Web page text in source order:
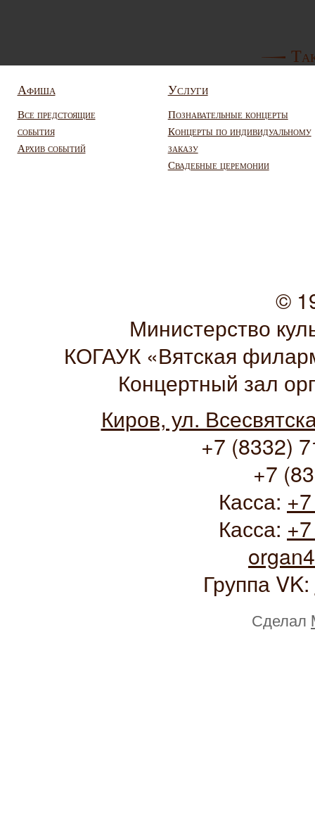
Афиша
Все предстоящие
события
Архив событий
Услуги
Познавательные концерты
Концерты по индивидуальному
заказу
Свадебные церемонии
©
Министерство
КОГАУК «Вятская
Концертный зал
Киров, ул.
+7 (8332)
+7
Касса:
Касса:
Группа VK:
Сделал